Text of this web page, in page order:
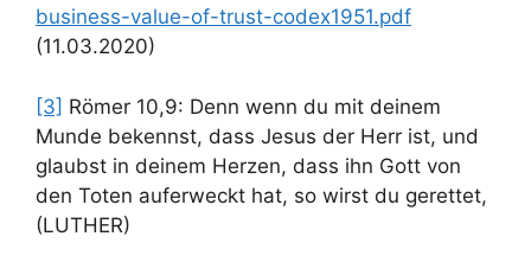
business-value-of-trust-codex1951.pdf
(11.03.2020)
[3] Römer 10,9: Denn wenn du mit deinem
Munde bekennst, dass Jesus der Herr ist, und
glaubst in deinem Herzen, dass ihn Gott von
den Toten auferweckt hat, so wirst du gerettet,
(LUTHER)